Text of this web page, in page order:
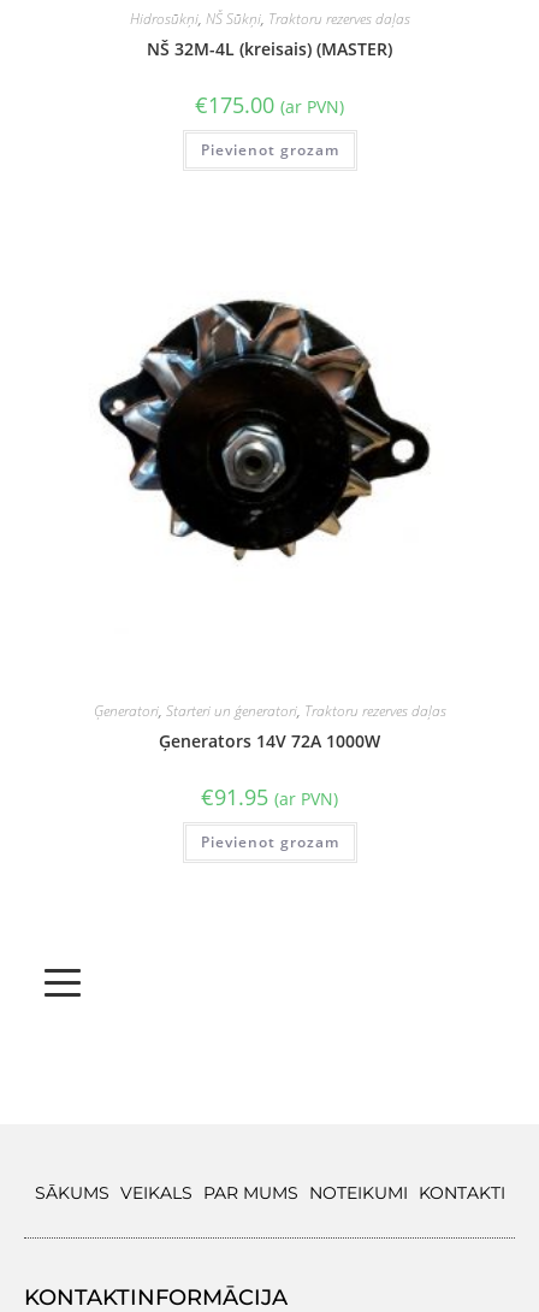
Hidrosūkņi, NŠ Sūkņi, Traktoru rezerves daļas
NŠ 32M-4L (kreisais) (MASTER)
€175.00 (ar PVN)
Pievienot grozam
Ģeneratori, Starteri un ģeneratori, Traktoru rezerves daļas
Ģenerators 14V 72A 1000W
€91.95 (ar PVN)
Pievienot grozam
SĀKUMS VEIKALS PAR MUMS NOTEIKUMI KONTAKTI
KONTAKTINFORMĀCIJA